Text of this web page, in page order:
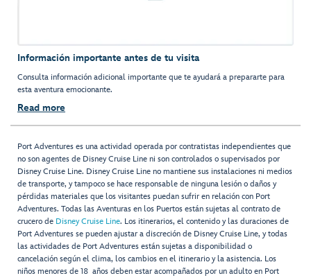
Información importante antes de tu visita
Consulta información adicional importante que te ayudará a prepararte para
esta aventura emocionante.
Read more
Port Adventures es una actividad operada por contratistas independientes que
no son agentes de Disney Cruise Line ni son controlados o supervisados por
Disney Cruise Line. Disney Cruise Line no mantiene sus instalaciones ni medios
de transporte, y tampoco se hace responsable de ninguna lesión o daños y
pérdidas materiales que los visitantes puedan sufrir en relación con Port
Adventures. Todas las Aventuras en los Puertos están sujetas al contrato de
crucero de Disney Cruise Line. Los itinerarios, el contenido y las duraciones de
Port Adventures se pueden ajustar a discreción de Disney Cruise Line, y todas
las actividades de Port Adventures están sujetas a disponibilidad o
cancelación según el clima, los cambios en el itinerario y la asistencia. Los
niños menores de 18 años deben estar acompañados por un adulto en Port